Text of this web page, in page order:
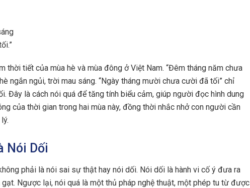
thời tiết của mùa hè và mùa đông ở Việt Nam. “Đêm tháng năm chưa
ngắn ngủi, trời mau sáng. “Ngày tháng mười chưa cười đã tối” chỉ
Đây là cách nói quá để tăng tính biểu cảm, giúp người đọc hình dung
của thời gian trong hai mùa này, đồng thời nhắc nhở con người cần
Nói Dối
phải là nói sai sự thật hay nói dối. Nói dối là hành vi cố ý đưa ra
Ngược lại, nói quá là một thủ pháp nghệ thuật, một phép tu từ được